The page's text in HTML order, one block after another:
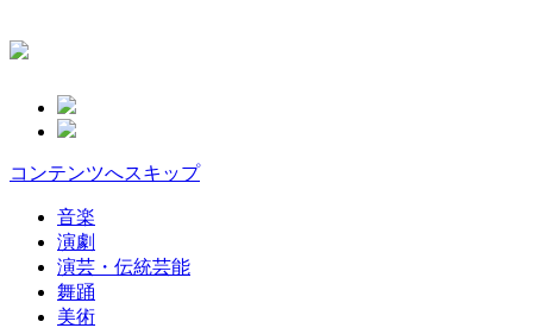
コンテンツへスキップ
音楽
演劇
演芸・伝統芸能
舞踊
美術